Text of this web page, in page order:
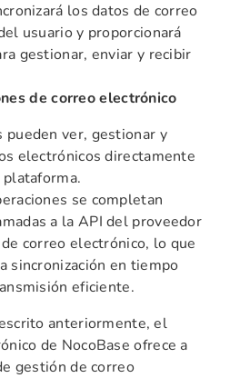
los datos de correo
usuario y proporcionará
gestionar, enviar y recibir
de correo electrónico
pueden ver, gestionar y
electrónicos directamente
se completan
a la API del proveedor
correo electrónico, lo que
sincronización en tiempo
eficiente.
anteriormente, el
de NocoBase ofrece a
gestión de correo